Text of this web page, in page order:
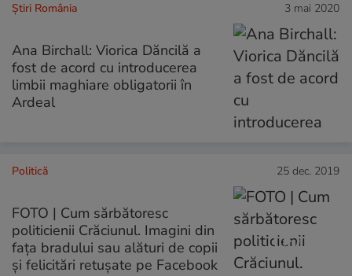
Știri România 3 mai 2020
Ana Birchall: Viorica Dăncilă a
fost de acord cu introducerea
limbii maghiare obligatorii în
Ardeal
Politică 25 dec. 2019
FOTO | Cum sărbătoresc
politicienii Crăciunul. Imagini din
faţa bradului sau alături de copii
şi felicitări retuşate pe Facebook